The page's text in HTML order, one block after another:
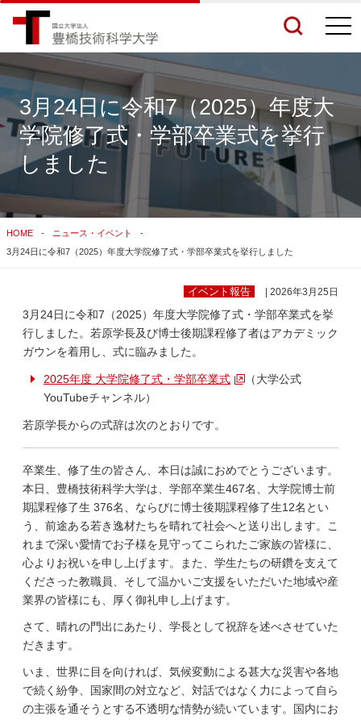
検索結果をもっと見る
関連サイトすべてを検索する
3月24日に令和7（2025）年度大
学院修了式・学部卒業式を挙行
しました
HOME
ニュース・イベント
3月24日に令和7（2025）年度大学院修了式・学部卒業式を挙行しました
イベント報告 | 2026年3月25日
3月24日に令和7（2025）年度大学院修了式・学部卒業式を挙
行しました。若原学長及び博士後期課程修了者はアカデミック
ガウンを着用し、式に臨みました。
2025年度 大学院修了式・学部卒業式
（大学公式
YouTubeチャンネル）
若原学長からの式辞は次のとおりです。
卒業生、修了生の皆さん、本日は誠におめでとうございます。
本日、豊橋技術科学大学は、学部卒業生467名、大学院博士前
期課程修了生 376名、ならびに博士後期課程修了生12名とい
う、前途ある若き逸材たちを晴れて社会へと送り出します。こ
れまで深い愛情でお子様を見守ってこられたご家族の皆様に、
心よりお祝いを申し上げます。また、学生たちの研鑽を支えて
くださった教職員、そして温かいご支援をいただいた地域や産
業界の皆様にも、厚く御礼申し上げます。
さて、晴れの門出にあたり、学長として祝辞を述べさせていた
だきます。
いま、世界に目を向ければ、気候変動による甚大な災害や各地
で続く紛争、国家間の対立など、対話ではなく力によって自ら
の主張を通そうとする不透明な情勢が続いています。国内にお